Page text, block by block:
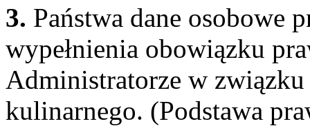
3. Państwa dane osobowe
wypełnienia obowiązku
Administratorze w
kulinarnego. (Podstawa